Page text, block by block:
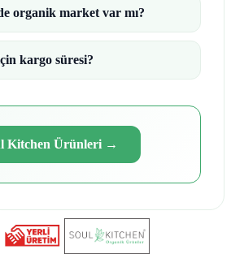
organik market var mı?
kargo süresi?
Kitchen Ürünleri →